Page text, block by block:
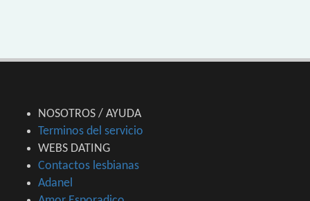
NOSOTROS / AYUDA
Terminos del servicio
WEBS DATING
Contactos lesbianas
Adanel